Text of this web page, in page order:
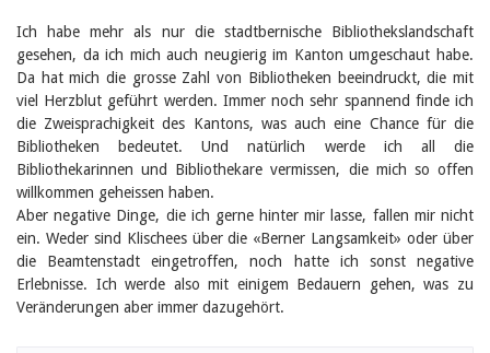
Ich habe mehr als nur die stadtbernische Bibliothekslandschaft
gesehen, da ich mich auch neugierig im Kanton umgeschaut habe.
Da hat mich die grosse Zahl von Bibliotheken beeindruckt, die mit
viel Herzblut geführt werden. Immer noch sehr spannend finde ich
die Zweisprachigkeit des Kantons, was auch eine Chance für die
Bibliotheken bedeutet. Und natürlich werde ich all die
Bibliothekarinnen und Bibliothekare vermissen, die mich so offen
willkommen geheissen haben.
Aber negative Dinge, die ich gerne hinter mir lasse, fallen mir nicht
ein. Weder sind Klischees über die «Berner Langsamkeit» oder über
die Beamtenstadt eingetroffen, noch hatte ich sonst negative
Erlebnisse. Ich werde also mit einigem Bedauern gehen, was zu
Veränderungen aber immer dazugehört.